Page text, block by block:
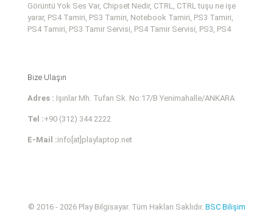
Görüntü Yok Ses Var, Chipset Nedir, CTRL, CTRL tuşu ne işe
yarar, PS4 Tamiri, PS3 Tamiri, Notebook Tamiri, PS3 Tamiri,
PS4 Tamiri, PS3 Tamir Servisi, PS4 Tamir Servisi, PS3, PS4
Bize Ulaşın
Adres : Işınlar Mh. Tufan Sk. No:17/B Yenimahalle/ANKARA
Tel :+90 (312) 344 2222
E-Mail :info[at]playlaptop.net
© 2016 - 2026 Play Bilgisayar. Tüm Hakları Saklıdır. BSC Bilişim